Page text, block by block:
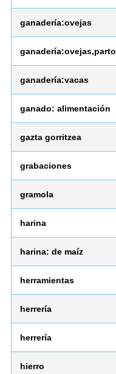
ganadería:ovejas
ganadería:ovejas,parto
ganadería:vacas
ganado: alimentación
gazta gorritzea
grabaciones
gramola
harina
harina: de maíz
herramientas
herrería
herrería
hierro